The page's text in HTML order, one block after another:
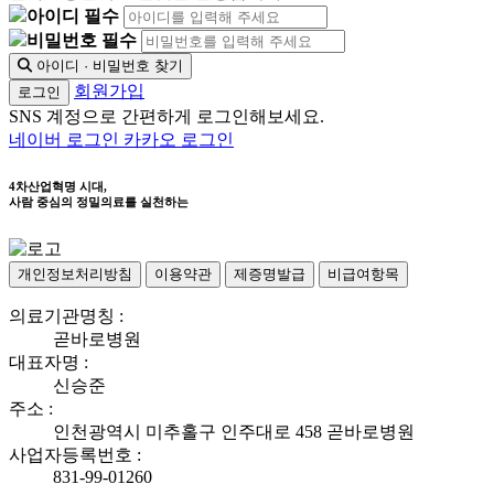
아이디 필수
비밀번호 필수
아이디 · 비밀번호 찾기
로그인
회원가입
SNS 계정으로 간편하게 로그인해보세요.
네이버 로그인 카카오 로그인
4차산업혁명 시대,
사람 중심의 정밀의료를 실천하는
개인정보처리방침 이용약관 제증명발급 비급여항목
의료기관명칭 :
곧바로병원
대표자명 :
신승준
주소 :
인천광역시 미추홀구 인주대로 458 곧바로병원
사업자등록번호 :
831-99-01260